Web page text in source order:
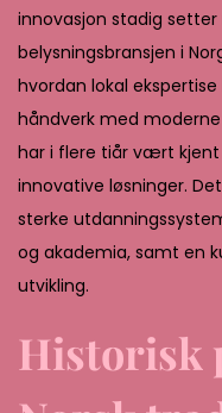
2
,
2
0
2
6
innovasjon stadig
belysningsbransjen i
hvordan lokal
håndverk med
har i flere tiår vært kjent
innovative løsninger.
sterke
og akademia, samt en
utvikling.
Historisk